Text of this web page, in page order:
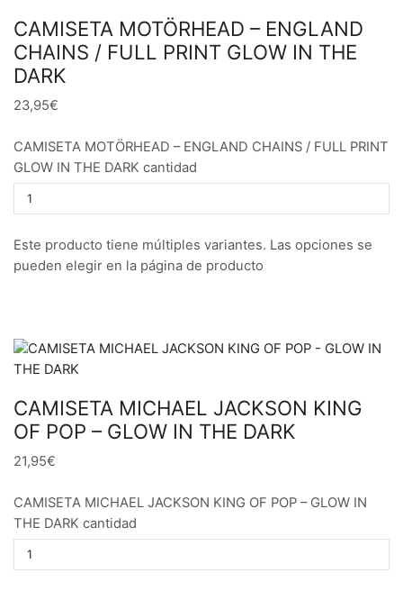
CAMISETA MOTÖRHEAD – ENGLAND
CHAINS / FULL PRINT GLOW IN THE
DARK
23,95€
CAMISETA MOTÖRHEAD – ENGLAND CHAINS / FULL PRINT
GLOW IN THE DARK cantidad
Este producto tiene múltiples variantes. Las opciones se
pueden elegir en la página de producto
CAMISETA MICHAEL JACKSON KING
OF POP – GLOW IN THE DARK
21,95€
CAMISETA MICHAEL JACKSON KING OF POP – GLOW IN
THE DARK cantidad